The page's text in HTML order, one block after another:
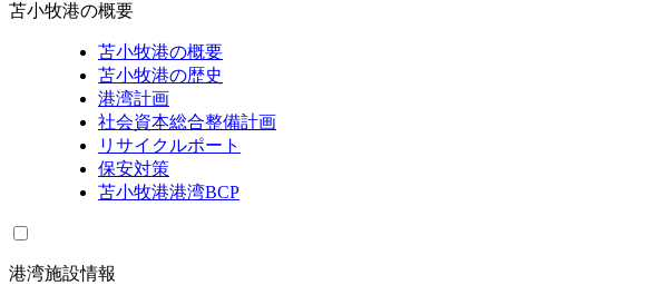
苫小牧港の概要
苫小牧港の概要
苫小牧港の歴史
港湾計画
社会資本総合整備計画
リサイクルポート
保安対策
苫小牧港港湾BCP
港湾施設情報